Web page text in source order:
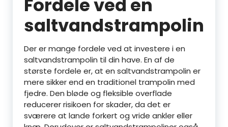
Fordele ved en
saltvandstrampolin
Der er mange fordele ved at investere i en
saltvandstrampolin til din have. En af de
største fordele er, at en saltvandstrampolin er
mere sikker end en traditionel trampolin med
fjedre. Den bløde og fleksible overflade
reducerer risikoen for skader, da det er
sværere at lande forkert og vride ankler eller